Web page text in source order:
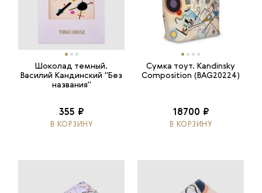
Шоколад темный.
Василий Кандинский "Без
названия"
355 ₽
В КОРЗИНУ
Сумка тоут. Kandinsky
Composition (BAG20224)
18700 ₽
В КОРЗИНУ